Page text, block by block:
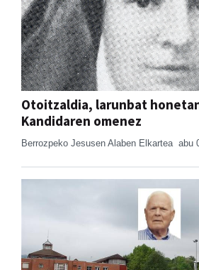
Otoitzaldia, larunbat
Kandidaren omenez
Berrozpeko Jesusen Alaben Elkartea abu